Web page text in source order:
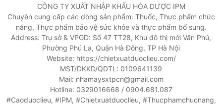
CÔNG TY XUẤT NHẬP KHẨU HÓA DƯỢC IPM
Chuyên cung cấp các dòng sản phẩm: Thuốc, Thực phẩm chức
năng, Thực phẩm bảo vệ sức khỏe và thực phẩm bổ sung.
Address: Trụ sở & VPGD: Số 47 TT28, Khu đô thị mới Văn Phú,
Phường Phú La, Quận Hà Đông, TP Hà Nội
Website: https://chietxuatduoclieu.com/
MST/DKKD/QDTL: 0109641139
Mail: nhamaysxtpcn@gmail.com
Hotline: 0329016668 / 0904.681.087
#Caoduoclieu, #IPM, #Chietxuatduoclieu, #Thucphamchucnang,